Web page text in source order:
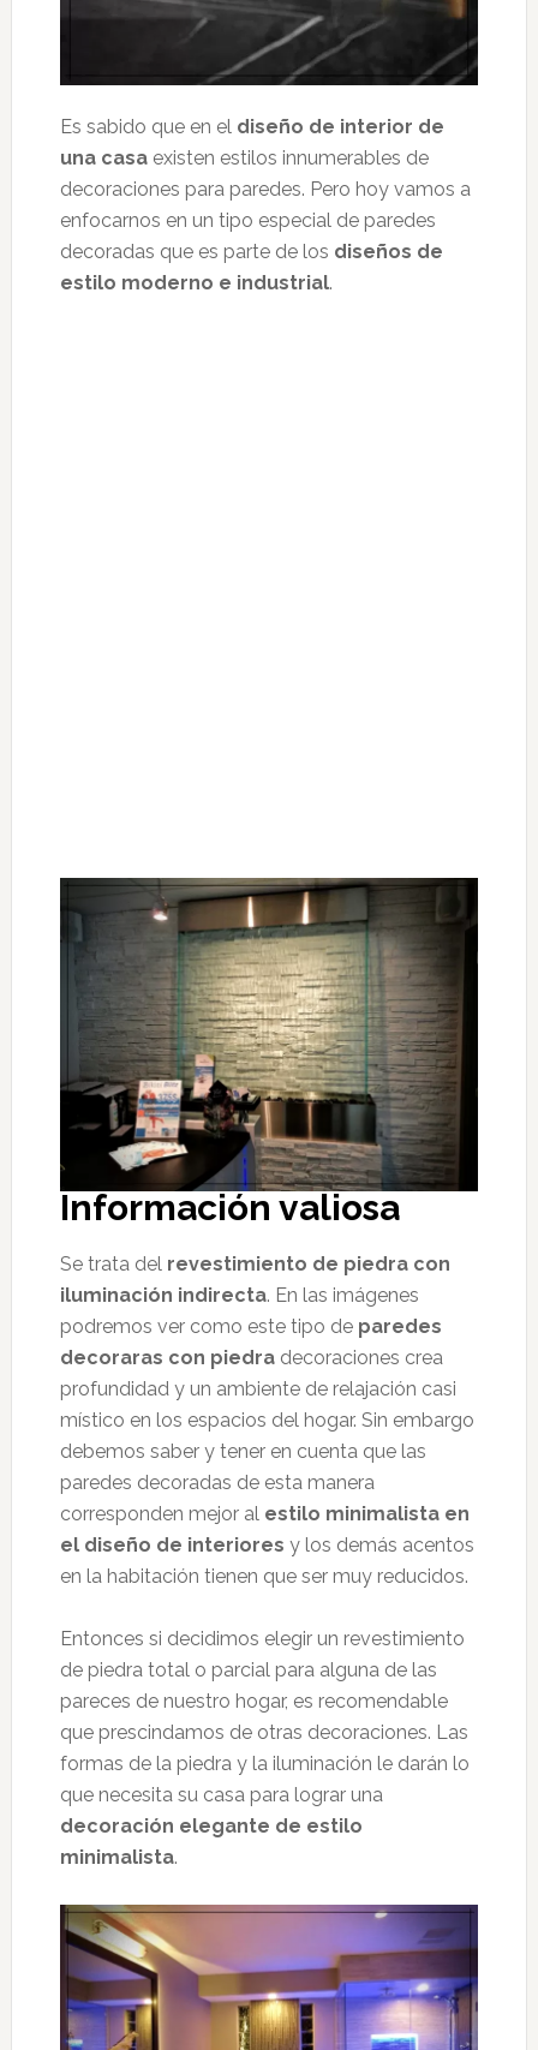
Es sabido que en el diseño de interior de
una casaexisten estilos innumerables de
decoraciones para paredes. Pero hoy vamos a
enfocarnos en un tipo especial de paredes
decoradas que es parte de los diseños de
estilo moderno e industrial.
Información valiosa
Se trata del revestimiento de piedra con
iluminación indirecta. En las imágenes
podremos ver como este tipo de paredes
decoraras con piedradecoraciones crea
profundidad y un ambiente de relajación casi
místico en los espacios del hogar. Sin embargo
debemos saber y tener en cuenta que las
paredes decoradas de esta manera
corresponden mejor al estilo minimalista en
el diseño de interiores y los demás acentos
en la habitación tienen que ser muy reducidos.
Entonces si decidimos elegir un revestimiento
de piedra total o parcial para alguna de las
pareces de nuestro hogar, es recomendable
que prescindamos de otras decoraciones. Las
formas de la piedra y la iluminación le darán lo
que necesita su casa para lograr una
decoración elegante de estilo
minimalista.